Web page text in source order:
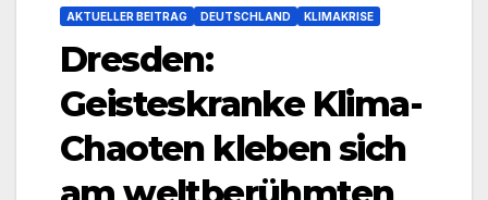
AKTUELLER BEITRAG DEUTSCHLAND KLIMAKRISE
Dresden:
Geisteskranke Klima-
Chaoten kleben sich